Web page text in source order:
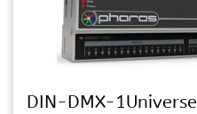
DIN-DMX-1Universe